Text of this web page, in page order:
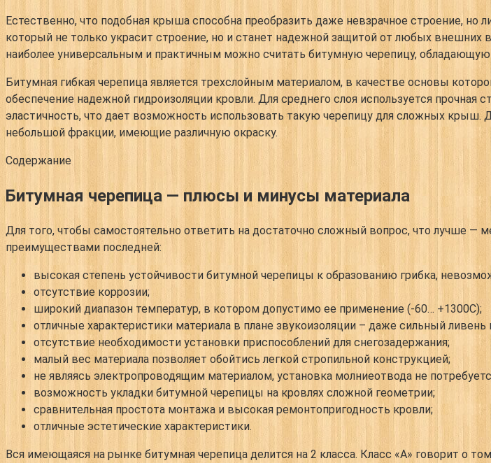
Естественно, что подобная крыша способна преобразить даже невзрачное строение,
который не только украсит строение, но и станет надежной защитой от любых внешних
наиболее универсальным и практичным можно считать битумную черепицу,
Битумная гибкая черепица является трехслойным материалом, в качестве основы
обеспечение надежной гидроизоляции кровли. Для среднего слоя используется
эластичность, что дает возможность использовать такую черепицу для сложных крыш.
небольшой фракции, имеющие различную окраску.
Содержание
Битумная черепица — плюсы и минусы материала
Для того, чтобы самостоятельно ответить на достаточно сложный вопрос, что лучше —
преимуществами последней:
высокая степень устойчивости битумной черепицы к образованию грибка,
отсутствие коррозии;
широкий диапазон температур, в котором допустимо ее применение (-60… +1300С);
отличные характеристики материала в плане звукоизоляции – даже сильный
отсутствие необходимости установки приспособлений для снегозадержания;
малый вес материала позволяет обойтись легкой стропильной конструкцией;
не являясь электропроводящим материалом, установка молниеотвода не
возможность укладки битумной черепицы на кровлях сложной геометрии;
сравнительная простота монтажа и высокая ремонтопригодность кровли;
отличные эстетические характеристики.
Вся имеющаяся на рынке битумная черепица делится на 2 класса. Класс «А» говорит о